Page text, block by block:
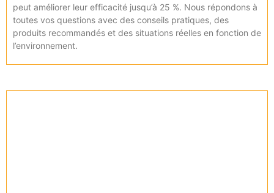
peut améliorer leur efficacité jusqu’à 25 %. Nous répondons à
toutes vos questions avec des conseils pratiques, des
produits recommandés et des situations réelles en fonction de
l’environnement.